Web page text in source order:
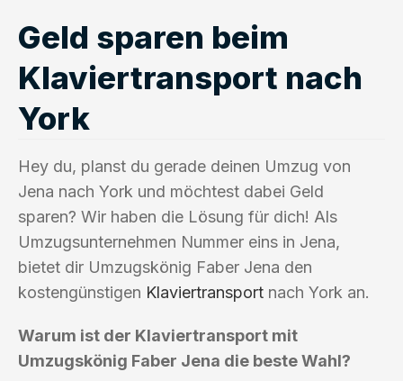
Geld sparen beim
Klaviertransport nach
York
Hey du, planst du gerade deinen Umzug von
Jena nach York und möchtest dabei Geld
sparen? Wir haben die Lösung für dich! Als
Umzugsunternehmen Nummer eins in Jena,
bietet dir Umzugskönig Faber Jena den
kostengünstigen Klaviertransport nach York an.
Warum ist der Klaviertransport mit
Umzugskönig Faber Jena die beste Wahl?